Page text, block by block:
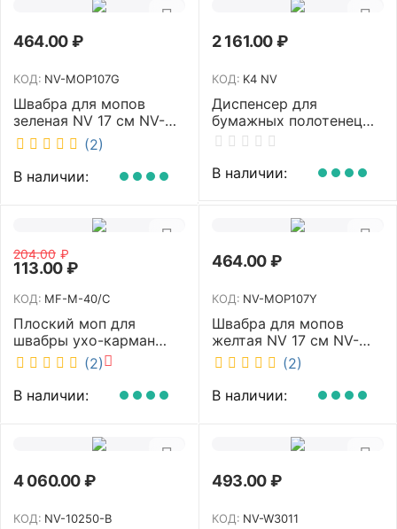
464.00₽
КОД: NV-MOP107G
Швабра для мопов
зеленая NV 17 см NV-
MOP107G (2)
В наличии:
2 161.00₽
КОД: K4 NV
Диспенсер для
бумажных полотенец
NV белый K4 NV
В наличии:
204.00 ₽
113.00₽
КОД: MF-M-40/C
Плоский моп для
швабры ухо-карман
белый 40 см NV MF-M-
40/C
(2)
В наличии:
464.00₽
КОД: NV-MOP107Y
Швабра для мопов
желтая NV 17 см NV-
MOP107Y (2)
В наличии:
4 060.00₽
КОД: NV-10250-B
493.00₽
КОД: NV-W3011